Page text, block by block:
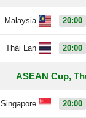
Malaysia 20:00
Thái Lan 20:00
ASEAN Cup,
Singapore 20:00